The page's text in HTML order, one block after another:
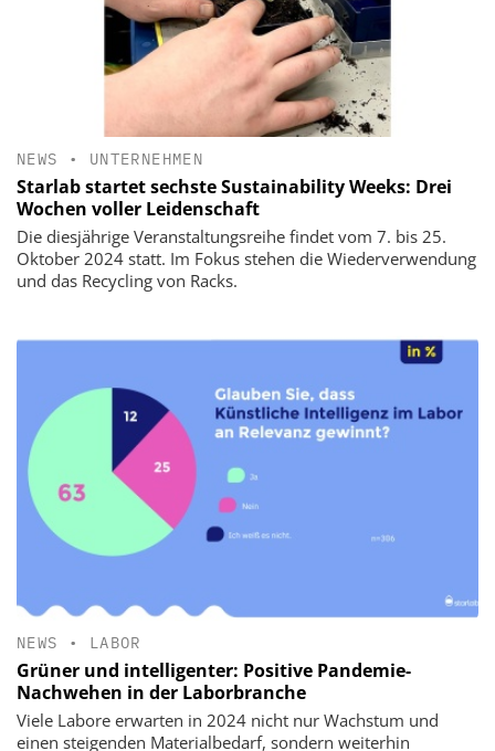
NEWS • UNTERNEHMEN
Starlab startet sechste Sustainability Weeks: Drei
Wochen voller Leidenschaft
Die diesjährige Veranstaltungsreihe findet vom 7. bis 25.
Oktober 2024 statt. Im Fokus stehen die Wiederverwendung
und das Recycling von Racks.
NEWS • LABOR
Grüner und intelligenter: Positive Pandemie-
Nachwehen in der Laborbranche
Viele Labore erwarten in 2024 nicht nur Wachstum und
einen steigenden Materialbedarf, sondern weiterhin